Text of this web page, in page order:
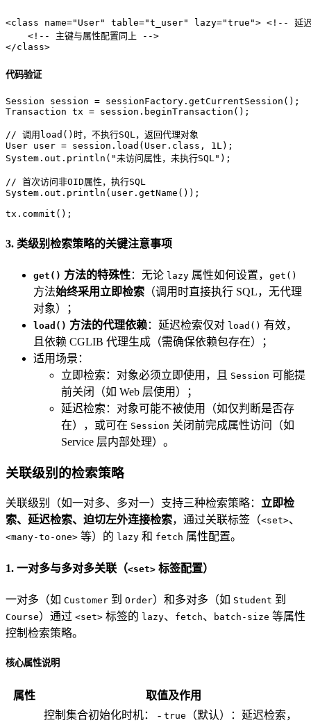
<class name="User" table="t_user" lazy="true"> <!-- 延迟
<!-- 主键与属性配置同上 -->
</class>
代码验证
Session session =
Transaction tx = session.beginTransaction();
// 调用load()时，不执行SQL，返回代理对象
User user = session.load(User.class, 1L);
System.out.println( "未访问属性，未执行SQL" );
// 首次访问非OID属性，执行SQL
System.out.println(user.getName());
tx.commit();
3. 类级别检索策略的关键注意事项
get() 方法的特殊性：无论 lazy 属性如何设置， get()
方法始终采用立即检索 （调用时直接执行 SQL，无代理
对象）；
load() 方法的代理依赖：延迟检索仅对 load() 有效，
且依赖 CGLIB 代理生成（需确保依赖包存在）；
适用场景：
立即检索：对象必须立即使用，且 Session 可能提
前关闭（如 Web 层使用）；
延迟检索：对象可能不被使用（如仅判断是否存
在），或可在 Session 关闭前完成属性访问（如
Service 层内部处理）。
关联级别的检索策略
关联级别（如一对多、多对一）支持三种检索策略： 立即检
索、延迟检索、迫切左外连接检索，通过关联标签（<set>、
<many-to-one> 等）的 lazy 和 fetch 属性配置。
1. 一对多与多对多关联（<set> 标签配置）
一对多（如 Customer 到 Order）和多对多（如 Student 到
Course）通过 <set> 标签的 lazy、 fetch、 batch-size 等属性
控制检索策略。
核心属性说明
属性 取值及作用
控制集合初始化时机： - true
（默认）：延迟检索，